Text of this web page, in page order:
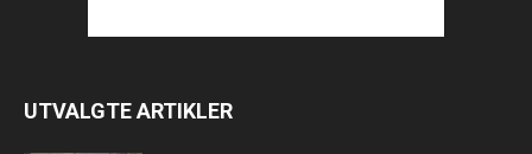
UTVALGTE ARTIKLER